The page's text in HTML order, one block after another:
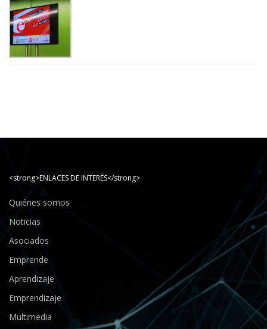
<strong>ENLACES DE INTERÉS</strong>
Quiénes somos
Noticias
Asociados
Emprende
Aprendizaje
Emprendizaje
Multimedia